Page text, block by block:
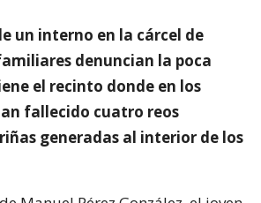
un interno en la cárcel de
denuncian la poca
el recinto donde en los
fallecido cuatro reos
generadas al interior de los